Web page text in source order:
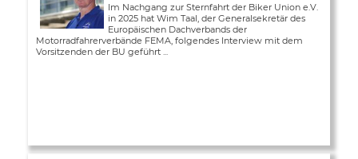
Im Nachgang zur Sternfahrt der Biker Union e.V.
in 2025 hat Wim Taal, der Generalsekretär des
Europäischen Dachverbands der
Motorradfahrerverbände FEMA, folgendes Interview mit dem
Vorsitzenden der BU geführt ...